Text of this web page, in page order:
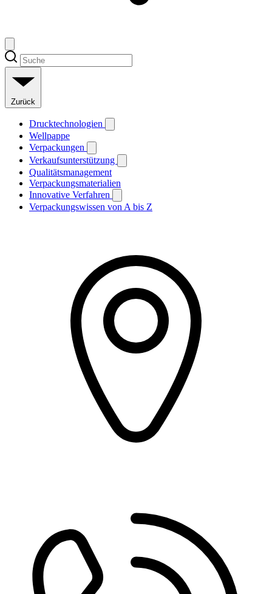
Zurück
Drucktechnologien
Wellpappe
Verpackungen
Verkaufsunterstützung
Qualitätsmanagement
Verpackungsmaterialien
Innovative Verfahren
Verpackungswissen von A bis Z